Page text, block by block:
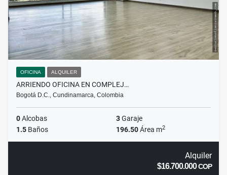
OFICINA ALQUILER
ARRIENDO OFICINA EN COMPLEJ…
Bogotá D.C., Cundinamarca, Colombia
0Alcobas 3Garaje
1.5 Baños 196.50Área m2
Alquiler
$16.700.000COP